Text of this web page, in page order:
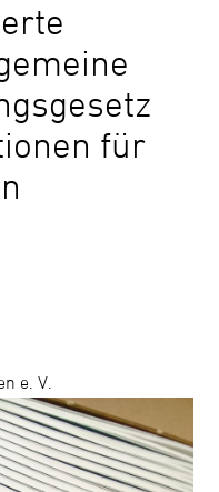
Über uns
Leichte
Sprache
für
e. V.